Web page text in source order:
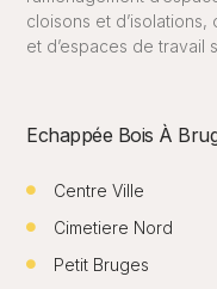
cloisons et
et d’espaces de travail
Echappée Bois À
Centre Ville
Cimetiere Nord
Petit Bruges